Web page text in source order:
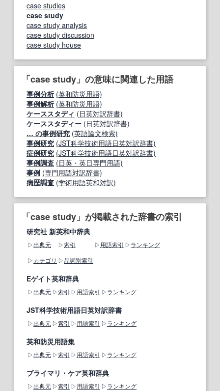
case studies
case study
case study analysis
case study discussion
case study house
「case study」の意味に関連した用語
事例分析 (英和防災用語)
事例解析 (英和防災用語)
ケーススタディ (日英対訳辞書)
ケーススタディー (日英対訳辞書)
… の事例研究 (英語論文検索)
事例研究 (JST科学技術用語日英対訳辞書)
症例研究 (JST科学技術用語日英対訳辞書)
事例調査 (日英・英日専門用語)
事例 (専門用語対訳辞書)
病歴調査 (学術用語英和対訳)
「case study」が掲載された辞書の索引
研究社 新英和中辞典
出典元 索引 用語索引
ランキング
カテゴリ
品詞別索引
Eゲイト英和辞典
出典元 索引 用語索引 ランキング
JST科学技術用語日英対訳辞書
出典元 索引 用語索引 ランキング
英和防災用語集
出典元 索引 用語索引 ランキング
プライマリ・ケア英和辞典
出典元 索引 用語索引 ランキング